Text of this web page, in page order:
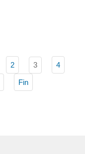
2 3 4
Fin